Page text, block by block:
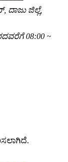
ಜಿಲ್ಲೆ,
08:00 ~